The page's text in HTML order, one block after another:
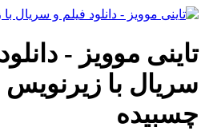
تاینی موویز -
سریال با
چسبیده